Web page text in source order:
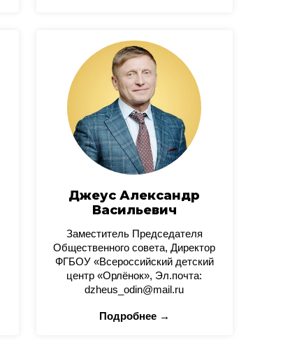
Джеус Александр
Васильевич
Заместитель Председателя
Общественного совета, Директор
ФГБОУ «Всероссийский детский
центр «Орлёнок», Эл.почта:
dzheus_odin@mail.ru
Подробнее →